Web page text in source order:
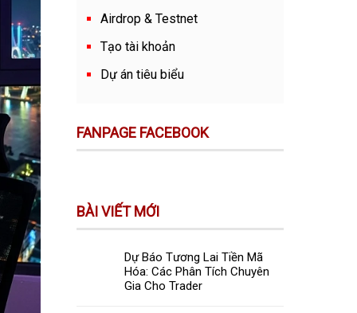
Airdrop & Testnet
Tạo tài khoản
Dự án tiêu biểu
FANPAGE FACEBOOK
BÀI VIẾT MỚI
Dự Báo Tương Lai Tiền Mã
Hóa: Các Phân Tích Chuyên
Gia Cho Trader